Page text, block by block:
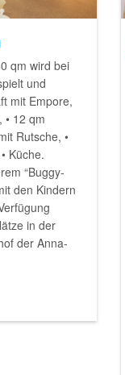
qm wird bei
und
mit Empore,
• 12 qm
Rutsche, •
Küche.
“Buggy-
den Kindern
in der
der Anna-